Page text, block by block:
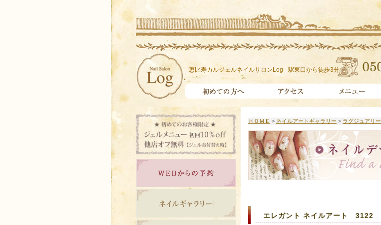
恵比寿カルジェルネイルサロンLog - 駅東口から徒歩3分
ＨＯＭＥ > ネイルアートギャラリー > ラグジュアリー
エレガント ネイルアート 3122